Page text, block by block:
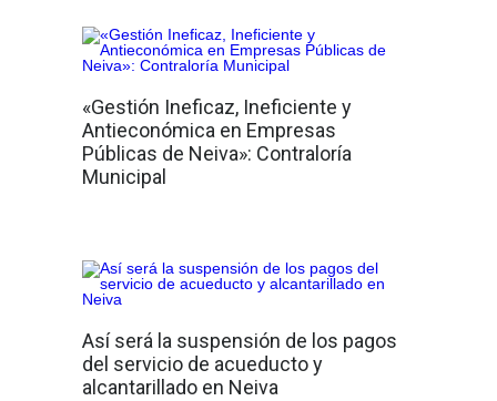
«Gestión Ineficaz, Ineficiente y
Antieconómica en Empresas
Públicas de Neiva»: Contraloría
Municipal
Así será la suspensión de los pagos
del servicio de acueducto y
alcantarillado en Neiva